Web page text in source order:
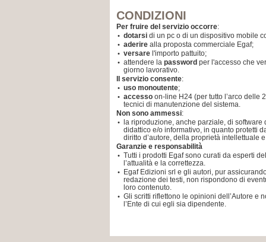
CONDIZIONI
Per fruire del servizio occorre:
• dotarsi di un pc o di un dispositivo mobile
• aderire alla proposta commerciale Egaf;
• versare l'importo pattuito;
• attendere la password per l'accesso che
giorno lavorativo.
Il servizio consente:
• uso monoutente;
• accesso on-line H24 (per tutto l’arco delle
tecnici di manutenzione del sistema.
Non sono ammessi:
•
la riproduzione, anche parziale, di
didattico e/o informativo, in quanto protetti
diritto d’autore, della proprietà intellettuale
Garanzie e responsabilità
• Tutti i prodotti Egaf sono curati da esperti
l’attualità e la correttezza.
•
Egaf Edizioni srl e gli autori, pur
redazione dei testi, non rispondono di
loro contenuto.
• Gli scritti riflettono le opinioni dell’Autore e
l’Ente di cui egli sia dipendente.